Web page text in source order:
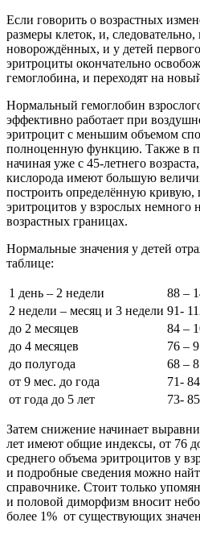
Если говорить о возрастных
размеры клеток, и,
новорождённых, и у детей
эритроциты окончательно
гемоглобина, и переходят на
Нормальный гемоглобин
эффективно работает при
эритроцит с меньшим объемом
полноценную функцию. Также в
начиная уже с 45-летнего
кислорода имеют большую
построить определённую кривую,
эритроцитов у взрослых немного
возрастных границах.
Нормальные значения у детей
таблице:
1 день – 2 недели
88 –
2 недели – месяц и 3 недели 91-
до 2 месяцев
84 –
до 4 месяцев
76 –
до полугода
68 –
от 9 мес. до года
71- 84
от года до 5 лет
73- 85
Затем снижение начинает
лет имеют общие индексы, от 76
среднего объема эритроцитов у
и подробные сведения можно
справочнике. Стоит только
и половой диморфизм вносит
более 1% от существующих